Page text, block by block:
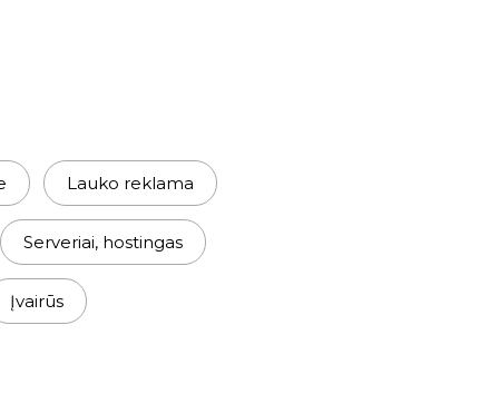
Lauko reklama
Serveriai, hostingas
Įvairūs